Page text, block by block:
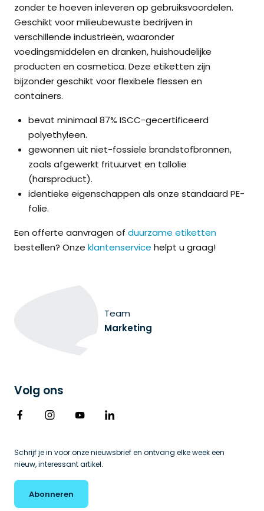
zonder te hoeven inleveren op gebruiksvoordelen.
Geschikt voor milieubewuste bedrijven in
verschillende industrieën, waaronder
voedingsmiddelen en dranken, huishoudelijke
producten en cosmetica. Deze etiketten zijn
bijzonder geschikt voor flexibele flessen en
containers.
bevat minimaal 87% ISCC-gecertificeerd
polyethyleen.
gewonnen uit niet-fossiele brandstofbronnen,
zoals afgewerkt frituurvet en tallolie
(harsproduct).
identieke eigenschappen als onze standaard PE-
folie.
Een offerte aanvragen of duurzame etiketten
bestellen? Onze klantenservice helpt u graag!
Team
Marketing
Volg ons
Schrijf je in voor onze nieuwsbrief en ontvang elke week een
nieuw, interessant artikel.
Abonneren